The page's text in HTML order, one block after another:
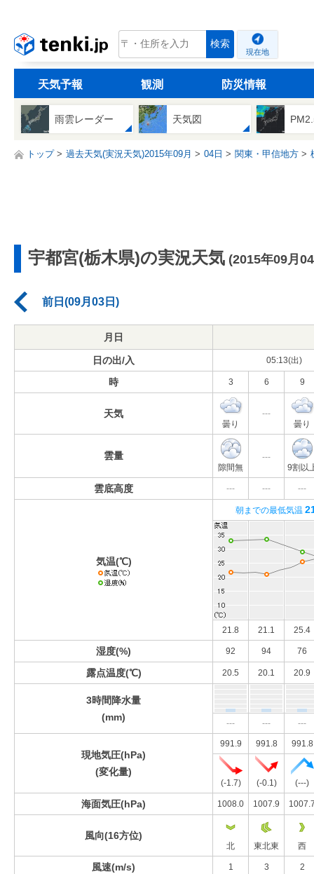
tenki.jp 検索
現在地
天気予報 観測 防災情報
雨雲レーダー 天気図
トップ 過去天気(実況天気)2015年09月 04日 関東・甲信地方
宇都宮(栃木県)の実況天気 (2015年09月
前日(09月03日)
月日
日の出/入 05:13(出)
時 3 6 9
天気
曇り
---
曇り
雲量
隙間無
---
9割以
雲底高度 --- --- ---
気温(℃)
朝までの最低気温
21.8 21.1 25.4
湿度(%) 92 94 76
露点温度(℃) 20.5 20.1 20.9
3時間降水量
(mm)
--- --- ---
現地気圧(hPa)
(変化量)
991.9 991.8 991.8
(-1.7) (-0.1) (---)
海面気圧(hPa) 1008.0 1007.9
風向(16方位)
北 東北東 西
風速(m/s) 1 3 2